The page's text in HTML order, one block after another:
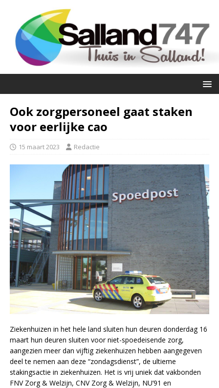
Ook zorgpersoneel gaat staken
voor eerlijke cao
15 maart 2023 Redactie
Ziekenhuizen in het hele land sluiten hun deuren donderdag 16
maart hun deuren sluiten voor niet-spoedeisende zorg,
aangezien meer dan vijftig ziekenhuizen hebben aangegeven
deel te nemen aan deze “zondagsdienst”, de ultieme
stakingsactie in ziekenhuizen. Het is vrij uniek dat vakbonden
FNV Zorg & Welzijn, CNV Zorg & Welzijn, NU’91 en